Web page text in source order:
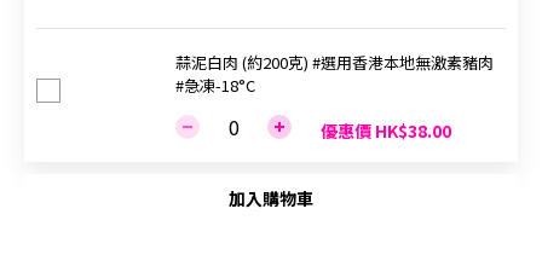
蒜泥白肉 (約200克) #選用香港本地無激素豬肉
#急凍-18°C
優惠價 HK$38.00
加入購物車